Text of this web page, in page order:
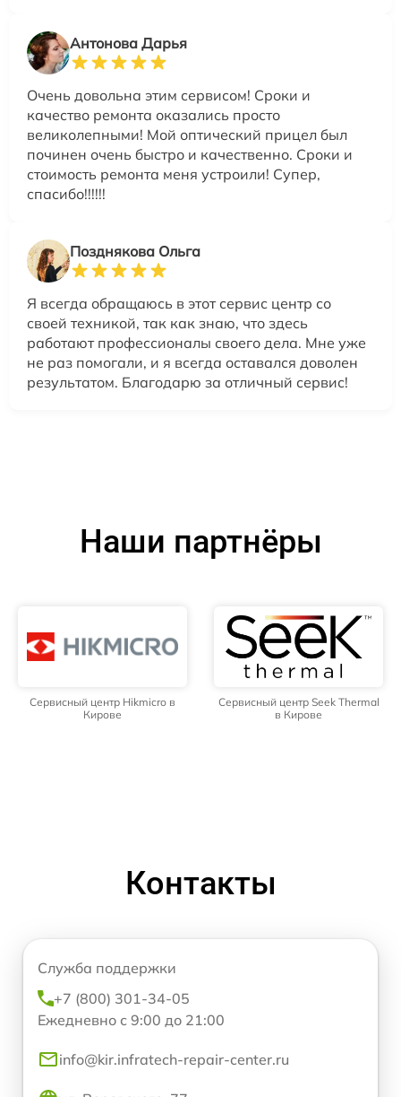
Антонова Дарья
Очень довольна этим сервисом! Сроки и
качество ремонта оказались просто
великолепными! Мой оптический прицел был
починен очень быстро и качественно. Сроки и
стоимость ремонта меня устроили! Супер,
спасибо!!!!!!
Позднякова Ольга
Я всегда обращаюсь в этот сервис центр со
своей техникой, так как знаю, что здесь
работают профессионалы своего дела. Мне уже
не раз помогали, и я всегда оставался доволен
результатом. Благодарю за отличный сервис!
Наши партнёры
Сервисный центр Hikmicro в
Кирове
Сервисный центр Seek Thermal
в Кирове
Контакты
Служба поддержки
+7 (800) 301-34-05
Ежедневно с 9:00 до 21:00
info@kir.infratech-repair-center.ru